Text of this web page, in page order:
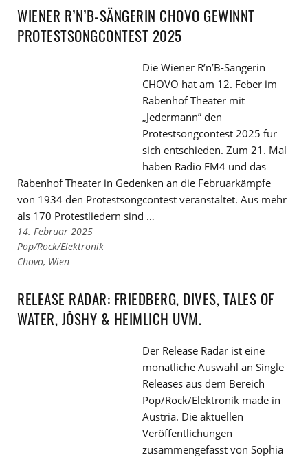
Kategorien
den
Tags
WIENER R’N’B-SÄNGERIN CHOVO GEWINNT
PROTESTSONGCONTEST 2025
Die Wiener R’n’B-Sängerin
CHOVO hat am 12. Feber im
Rabenhof Theater mit
„Jedermann” den
Protestsongcontest 2025 für
sich entschieden. Zum 21. Mal
haben Radio FM4 und das
Rabenhof Theater in Gedenken an die Februarkämpfe
von 1934 den Protestsongcontest veranstaltet. Aus mehr
als 170 Protestliedern sind …
14. Februar 2025
Links
zu
Kategorien
Pop/Rock/Elektronik
Links
den
Tags
Chovo, Wien
RELEASE RADAR: FRIEDBERG, DIVES, TALES OF
WATER, JŌSHY & HEIMLICH UVM.
Der Release Radar ist eine
monatliche Auswahl an Single
Releases aus dem Bereich
Pop/Rock/Elektronik made in
Austria. Die aktuellen
Veröffentlichungen
zusammengefasst von Sophia